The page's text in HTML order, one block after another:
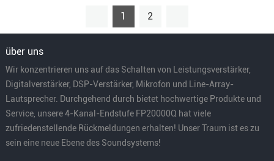
1 2
über uns
Wir konzentrieren uns auf das Schalten von Leistungsverstärker,
Digitalverstärker, DSP-Verstärker, Mikrofon und Line-Array-
Lautsprecher. Durchgehend durch bietet hochwertige Produkte und
Service, unsere 4-Kanal-Endstufe FP20000Q hat viele
zufriedenstellende Rückmeldungen erhalten! Unser Traum ist es zu
sein eine neue Ebene des Soundsystems!